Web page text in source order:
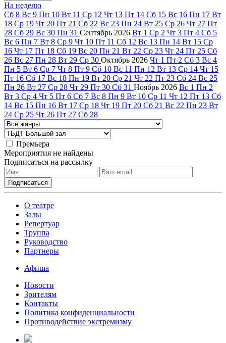
На неделю
Сб 8 Вс 9 Пн 10 Вт 11 Ср 12 Чт 13 Пт 14 Сб 15 Вс 16 Пн 17 Вт
18 Ср 19 Чт 20 Пт 21 Сб 22 Вс 23 Пн 24 Вт 25 Ср 26 Чт 27 Пт
28 Сб 29 Вс 30 Пн 31 Сентябрь 2026 Вт 1 Ср 2 Чт 3 Пт 4 Сб 5
Вс 6 Пн 7 Вт 8 Ср 9 Чт 10 Пт 11 Сб 12 Вс 13 Пн 14 Вт 15 Ср
16 Чт 17 Пт 18 Сб 19 Вс 20 Пн 21 Вт 22 Ср 23 Чт 24 Пт 25 Сб
26 Вс 27 Пн 28 Вт 29 Ср 30 Октябрь 2026 Чт 1 Пт 2 Сб 3 Вс 4
Пн 5 Вт 6 Ср 7 Чт 8 Пт 9 Сб 10 Вс 11 Пн 12 Вт 13 Ср 14 Чт 15
Пт 16 Сб 17 Вс 18 Пн 19 Вт 20 Ср 21 Чт 22 Пт 23 Сб 24 Вс 25
Пн 26 Вт 27 Ср 28 Чт 29 Пт 30 Сб 31 Ноябрь 2026 Вс 1 Пн 2
Вт 3 Ср 4 Чт 5 Пт 6 Сб 7 Вс 8 Пн 9 Вт 10 Ср 11 Чт 12 Пт 13 Сб
14 Вс 15 Пн 16 Вт 17 Ср 18 Чт 19 Пт 20 Сб 21 Вс 22 Пн 23 Вт
24 Ср 25 Чт 26 Пт 27 Сб 28
Премьера
Мероприятия не найдены
Подписаться на рассылку
О театре
Залы
Репертуар
Труппа
Руководство
Партнеры
Афиша
Новости
Зрителям
Контакты
Политика конфиденциальности
Противодействие экстремизму